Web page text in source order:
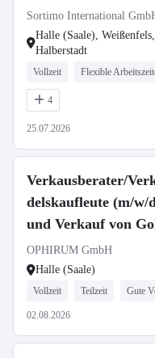
Sortimo International
Halle (Saale),
Halberstadt
Vollzeit Flexible
4
25.07.2026
Verkausberater/
delskaufleute (m/
und Verkauf von
Halle/Saale (in
OPHIRUM GmbH
Halle (Saale)
Vollzeit Teilzeit Gute
02.08.2026